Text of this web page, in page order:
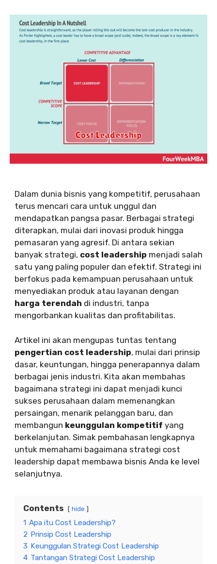
Dalam dunia bisnis yang kompetitif, perusahaan
terus mencari cara untuk unggul dan
mendapatkan pangsa pasar. Berbagai strategi
diterapkan, mulai dari inovasi produk hingga
pemasaran yang agresif. Di antara sekian
banyak strategi, cost leadership menjadi salah
satu yang paling populer dan efektif. Strategi ini
berfokus pada kemampuan perusahaan untuk
menyediakan produk atau layanan dengan
harga terendah di industri, tanpa
mengorbankan kualitas dan profitabilitas.
Artikel ini akan mengupas tuntas tentang
pengertian cost leadership, mulai dari prinsip
dasar, keuntungan, hingga penerapannya dalam
berbagai jenis industri. Kita akan membahas
bagaimana strategi ini dapat menjadi kunci
sukses perusahaan dalam memenangkan
persaingan, menarik pelanggan baru, dan
membangun keunggulan kompetitif yang
berkelanjutan. Simak pembahasan lengkapnya
untuk memahami bagaimana strategi cost
leadership dapat membawa bisnis Anda ke level
selanjutnya.
Contents hide
1 Apa itu Cost Leadership?
2 Prinsip Cost Leadership
3 Keunggulan Strategi Cost Leadership
4 Tantangan Strategi Cost Leadership